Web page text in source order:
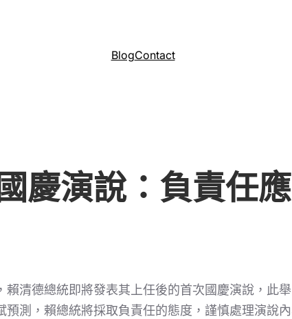
BlogContact
慶演說：負責任
賴清德總統即將發表其上任後的首次國慶演說，此
預測，賴總統將採取負責任的態度，謹慎處理演說